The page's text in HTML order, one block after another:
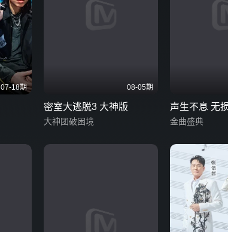
07-18期 08-05期
密室大逃脱3 大神版
大神团破困境
声生不息 无
金曲盛典